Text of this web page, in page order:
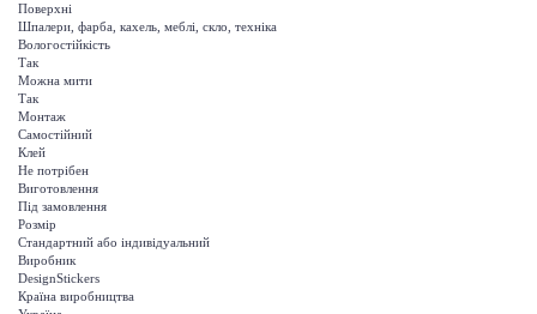
Поверхні
Шпалери, фарба, кахель, меблі, скло, техніка
Вологостійкість
Так
Можна мити
Так
Монтаж
Самостійний
Клей
Не потрібен
Виготовлення
Під замовлення
Розмір
Стандартний або індивідуальний
Виробник
DesignStickers
Країна виробництва